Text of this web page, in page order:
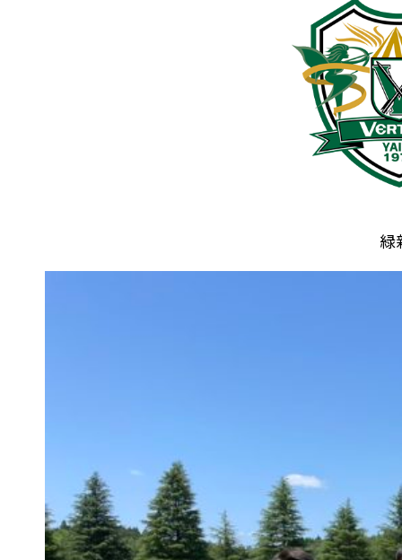
サッカーチーム
女子U-15・U-18
ピース(障がい者サッ
シニアサッカーチーム
フェミニーノ（女子）
スポーツ教室
とちぎフットボールセ
緑